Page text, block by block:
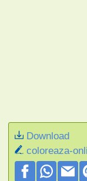
Download
coloreaza-